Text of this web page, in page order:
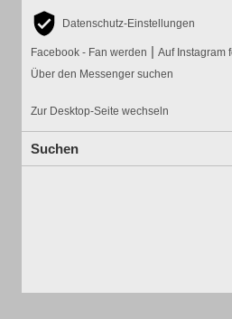
Datenschutz-Einstellungen
Facebook - Fan werden | Auf Instagram
Über den Messenger suchen
Zur Desktop-Seite wechseln
Suchen